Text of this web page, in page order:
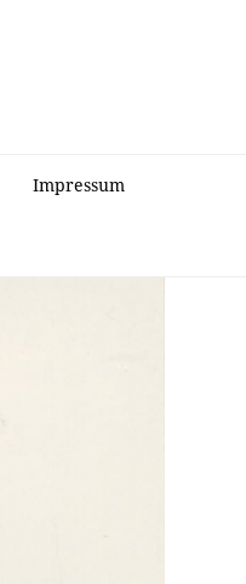
Impressum